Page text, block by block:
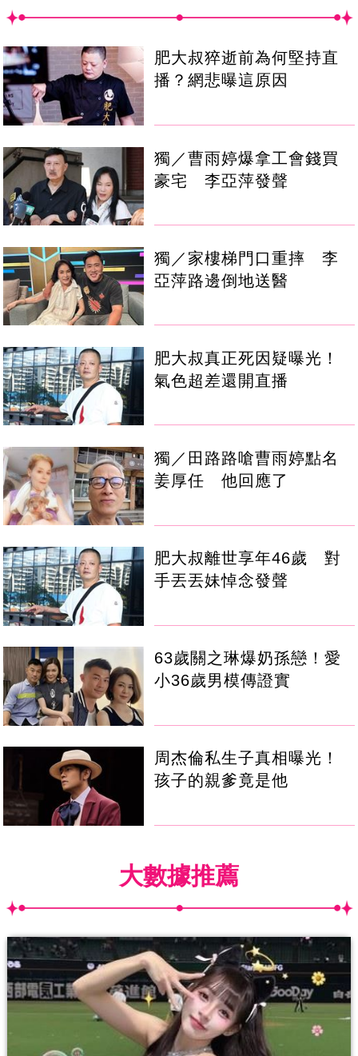
肥大叔猝逝前為何堅持直
播？網悲曝這原因
獨／曹雨婷爆拿工會錢買
豪宅 李亞萍發聲
獨／家樓梯門口重摔 李
亞萍路邊倒地送醫
肥大叔真正死因疑曝光！
氣色超差還開直播
獨／田路路嗆曹雨婷點名
姜厚任 他回應了
肥大叔離世享年46歲 對
手丟丟妹悼念發聲
63歲關之琳爆奶孫戀！愛
小36歲男模傳證實
周杰倫私生子真相曝光！
孩子的親爹竟是他
大數據推薦